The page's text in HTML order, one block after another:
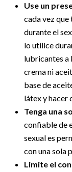
Use un
cada vez que
durante el
lo utilice
lubricantes a
crema ni
base de
látex y hacer
Tenga una
confiable de
sexual es
con una sola
Limite el